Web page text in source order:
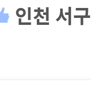
인천 서구